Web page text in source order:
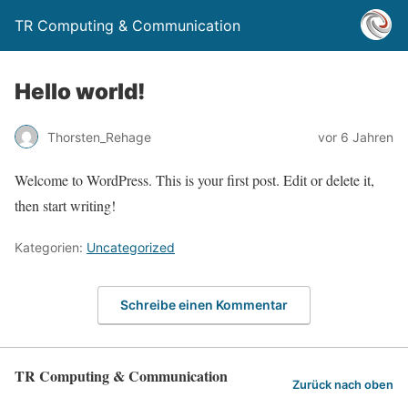
TR Computing & Communication
Hello world!
Thorsten_Rehage vor 6 Jahren
Welcome to WordPress. This is your first post. Edit or delete it,
then start writing!
Kategorien: Uncategorized
Schreibe einen Kommentar
TR Computing & Communication Zurück nach oben